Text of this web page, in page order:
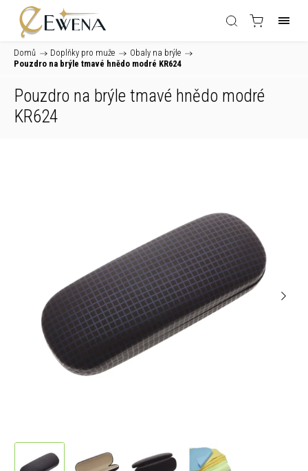
Domů / Doplňky pro muže / Obaly na brýle /
Pouzdro na brýle tmavé hnědo modré KR624
Pouzdro na brýle tmavé hnědo modré
KR624